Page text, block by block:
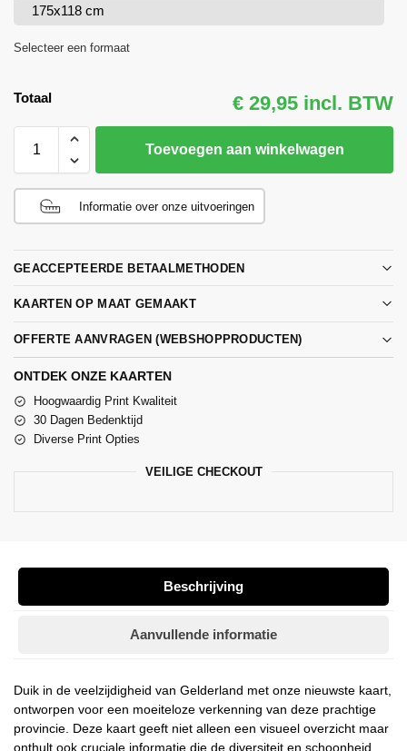
175x118 cm
Selecteer een formaat
Totaal € 29,95 incl. BTW
Toevoegen aan winkelwagen
Informatie over onze uitvoeringen
GEACCEPTEERDE BETAALMETHODEN
KAARTEN OP MAAT GEMAAKT
OFFERTE AANVRAGEN (WEBSHOPPRODUCTEN)
ONTDEK ONZE KAARTEN
Hoogwaardig Print Kwaliteit
30 Dagen Bedenktijd
Diverse Print Opties
VEILIGE CHECKOUT
Beschrijving
Aanvullende informatie
Duik in de veelzijdigheid van Gelderland met onze nieuwste kaart,
ontworpen voor een moeiteloze verkenning van deze prachtige
provincie. Deze kaart geeft niet alleen een visueel overzicht maar
onthult ook cruciale informatie die de diversiteit en schoonheid